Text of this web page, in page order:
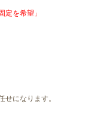
を希望」
になります。